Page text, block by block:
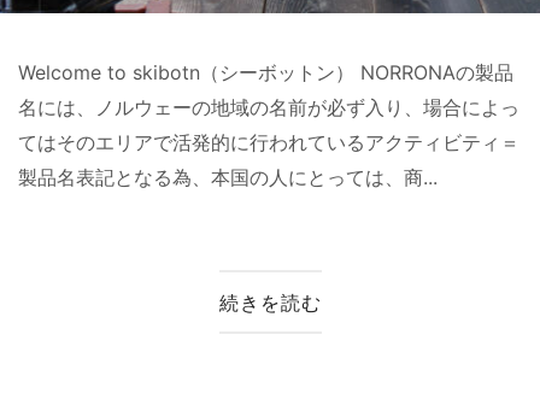
Welcome to skibotn（シーボットン） NORRONAの製品
名には、ノルウェーの地域の名前が必ず入り、場合によっ
てはそのエリアで活発的に行われているアクティビティ＝
製品名表記となる為、本国の人にとっては、商...
続きを読む